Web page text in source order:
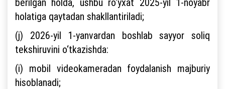
holatiga qaytadan shakllantiriladi;
(j) 2026-yil 1-yanvardan boshlab sayyor soliq
tekshiruvini o‘tkazishda:
(i) mobil videokameradan foydalanish majburiy
hisoblanadi;